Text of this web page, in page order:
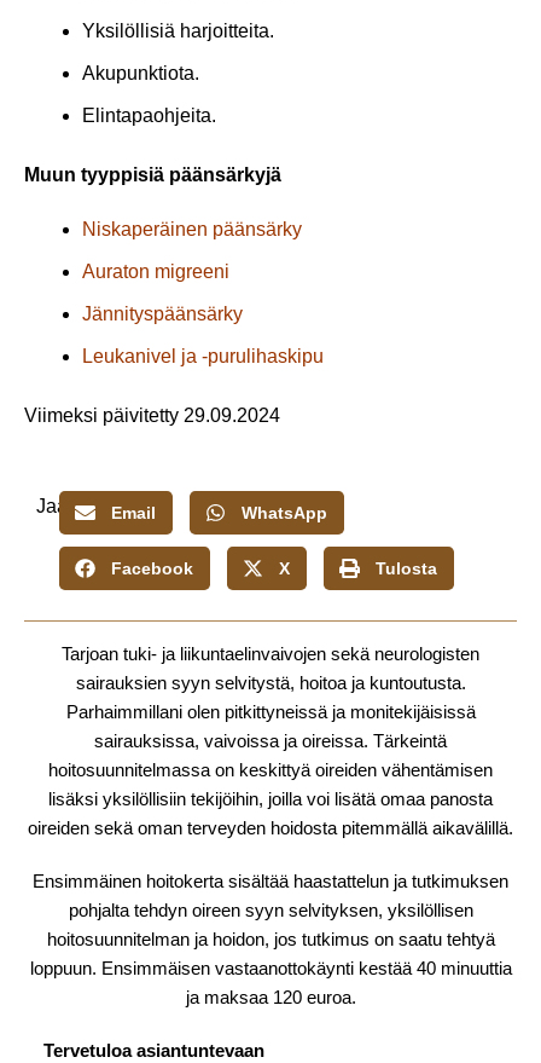
Yksilöllisiä harjoitteita.
Akupunktiota.
Elintapaohjeita.
Muun tyyppisiä päänsärkyjä
Niskaperäinen päänsärky
Auraton migreeni
Jännityspäänsärky
Leukanivel ja -purulihaskipu
Viimeksi päivitetty 29.09.2024
Jaa: Email WhatsApp
Facebook X Tulosta
Tarjoan tuki- ja liikuntaelinvaivojen sekä neurologisten
sairauksien syyn selvitystä, hoitoa ja kuntoutusta.
Parhaimmillani olen pitkittyneissä ja monitekijäisissä
sairauksissa, vaivoissa ja oireissa. Tärkeintä
hoitosuunnitelmassa on keskittyä oireiden vähentämisen
lisäksi yksilöllisiin tekijöihin, joilla voi lisätä omaa panosta
oireiden sekä oman terveyden hoidosta pitemmällä aikavälillä.
Ensimmäinen hoitokerta sisältää haastattelun ja tutkimuksen
pohjalta tehdyn oireen syyn selvityksen, yksilöllisen
hoitosuunnitelman ja hoidon, jos tutkimus on saatu tehtyä
loppuun. Ensimmäisen vastaanottokäynti kestää 40 minuuttia
ja maksaa 120 euroa.
Tervetuloa asiantuntevaan